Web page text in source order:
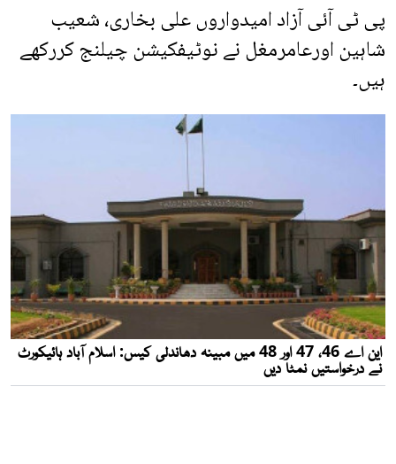
پی ٹی آئی آزاد امیدواروں علی بخاری، شعیب
شاہین اورعامرمغل نے نوٹیفکیشن چیلنج کررکھے
ہیں۔